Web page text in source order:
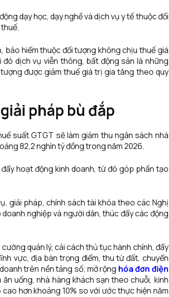
dạy học, dạy nghề và dịch vụ y tế thuộc đối
bảo hiểm thuộc đối tượng không chịu thuế giá
dịch vụ viễn thông, bất động sản là những
được giảm thuế giá trị gia tăng theo quy
pháp bù đắp
suất GTGT sẽ làm giảm thu ngân sách nhà
82,2 nghìn tỷ đồng trong năm 2026.
hoạt động kinh doanh, từ đó góp phần tạo
giải pháp, chính sách tài khóa theo các Nghị
nghiệp và người dân, thúc đẩy các động
quản lý, cải cách thủ tục hành chính, đẩy
vực, địa bàn trọng điểm, thu từ đất, chuyển
trên nền tảng số; mở rộng hóa đơn điện
uống, nhà hàng khách sạn theo chuỗi, kinh
hơn khoảng 10% so với ước thực hiện năm